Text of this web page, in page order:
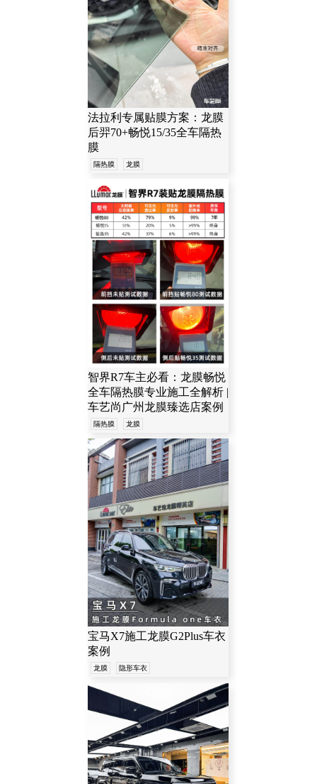
法拉利专属贴膜方案：龙膜
后羿70+畅悦15/35全车隔热
膜
隔热膜 龙膜
智界R7车主必看：龙膜畅悦
全车隔热膜专业施工全解析 |
车艺尚广州龙膜臻选店案例
隔热膜 龙膜
宝马X7施工龙膜G2Plus车衣
案例
龙膜 隐形车衣